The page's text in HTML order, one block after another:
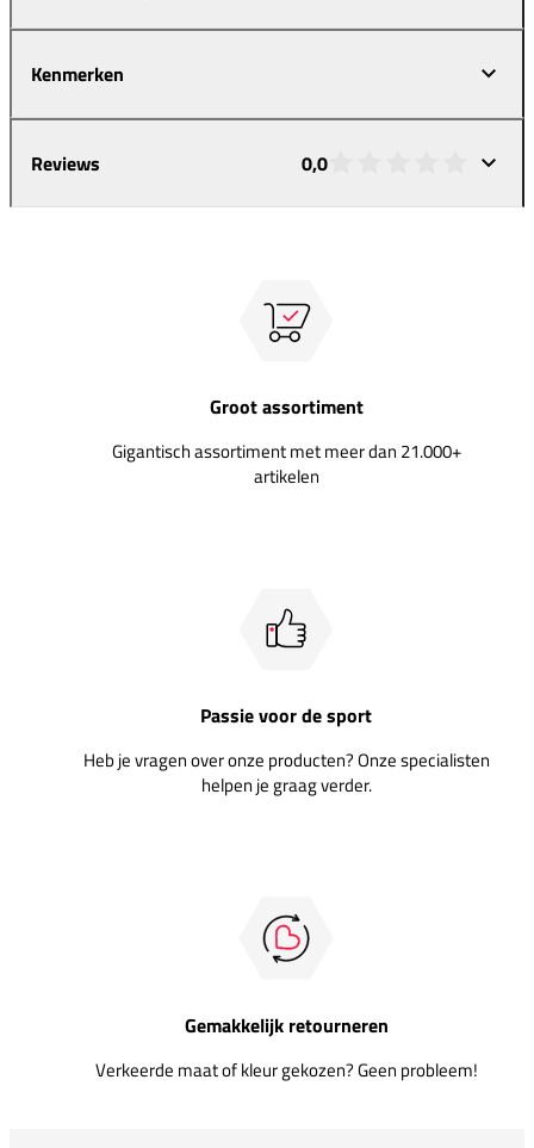
Kenmerken
Reviews 0,0
Groot assortiment
Gigantisch assortiment met meer dan 21.000+
artikelen
Passie voor de sport
Heb je vragen over onze producten? Onze specialisten
helpen je graag verder.
Gemakkelijk retourneren
Verkeerde maat of kleur gekozen? Geen probleem!